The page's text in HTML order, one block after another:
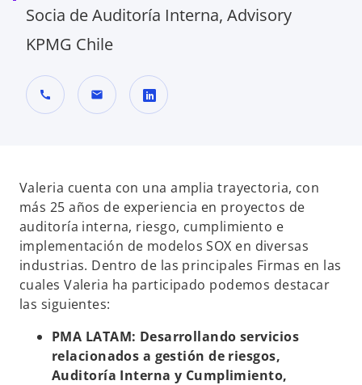
Socia de Auditoría Interna, Advisory
KPMG Chile
call mail
b
r
e
e
n
u
p
e
s
Valeria cuenta con una amplia trayectoria, con
más 25 años de experiencia en proyectos de
auditoría interna, riesgo, cumplimiento e
implementación de modelos SOX en diversas
industrias. Dentro de las principales Firmas en las
cuales Valeria ha participado podemos destacar
las siguientes:
PMA LATAM: Desarrollando servicios
relacionados a gestión de riesgos,
Auditoría Interna y Cumplimiento,